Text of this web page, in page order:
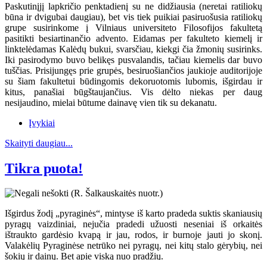
Paskutinįjį lapkričio penktadienį su ne didžiausia (neretai ratiliokų
būna ir dvigubai daugiau), bet vis tiek puikiai pasiruošusia ratiliokų
grupe susirinkome į Vilniaus universiteto Filosofijos fakultetą
pasitikti besiartinančio advento. Eidamas per fakulteto kiemelį ir
linktelėdamas Kalėdų bukui, svarsčiau, kiekgi čia žmonių susirinks.
Iki pasirodymo buvo belikęs pusvalandis, tačiau kiemelis dar buvo
tuščias. Prisijungęs prie grupės, besiruošiančios jaukioje auditorijoje
su šiam fakultetui būdingomis dekoruotomis lubomis, išgirdau ir
kitus, panašiai būgštaujančius. Vis dėlto niekas per daug
nesijaudino, mielai būtume dainavę vien tik su dekanatu.
Įvykiai
Skaityti daugiau...
Tikra puota!
Išgirdus žodį „pyraginės“, mintyse iš karto pradeda suktis skaniausių
pyragų vaizdiniai, nejučia pradedi užuosti neseniai iš orkaitės
ištraukto gardėsio kvapą ir jau, rodos, ir burnoje jauti jo skonį.
Valakėlių Pyraginėse netrūko nei pyragų, nei kitų stalo gėrybių, nei
šokių ir dainų. Bet apie viską nuo pradžių.